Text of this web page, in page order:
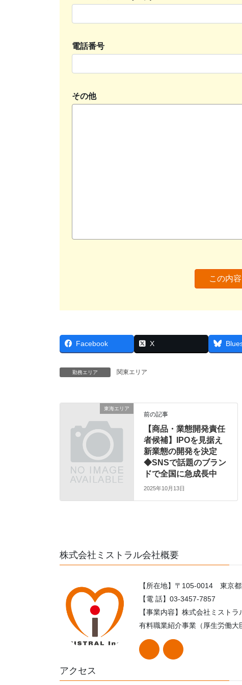
電話番号
その他
Facebook X
勤務エリア 関東エリア
東海エリア
前の記事
【商品・業態開発責任
者候補】IPOを見据え
新業態の開発を決定
◆SNSで話題のブラン
ドで全国に急成長中
2025年10月13日
株式会社ミストラル会社概要
【所在地】〒105-0014 東京
【電 話】03-3457-7857
【事業内容】株式会社ミスト
有料職業紹介事業（厚生労働
アクセス